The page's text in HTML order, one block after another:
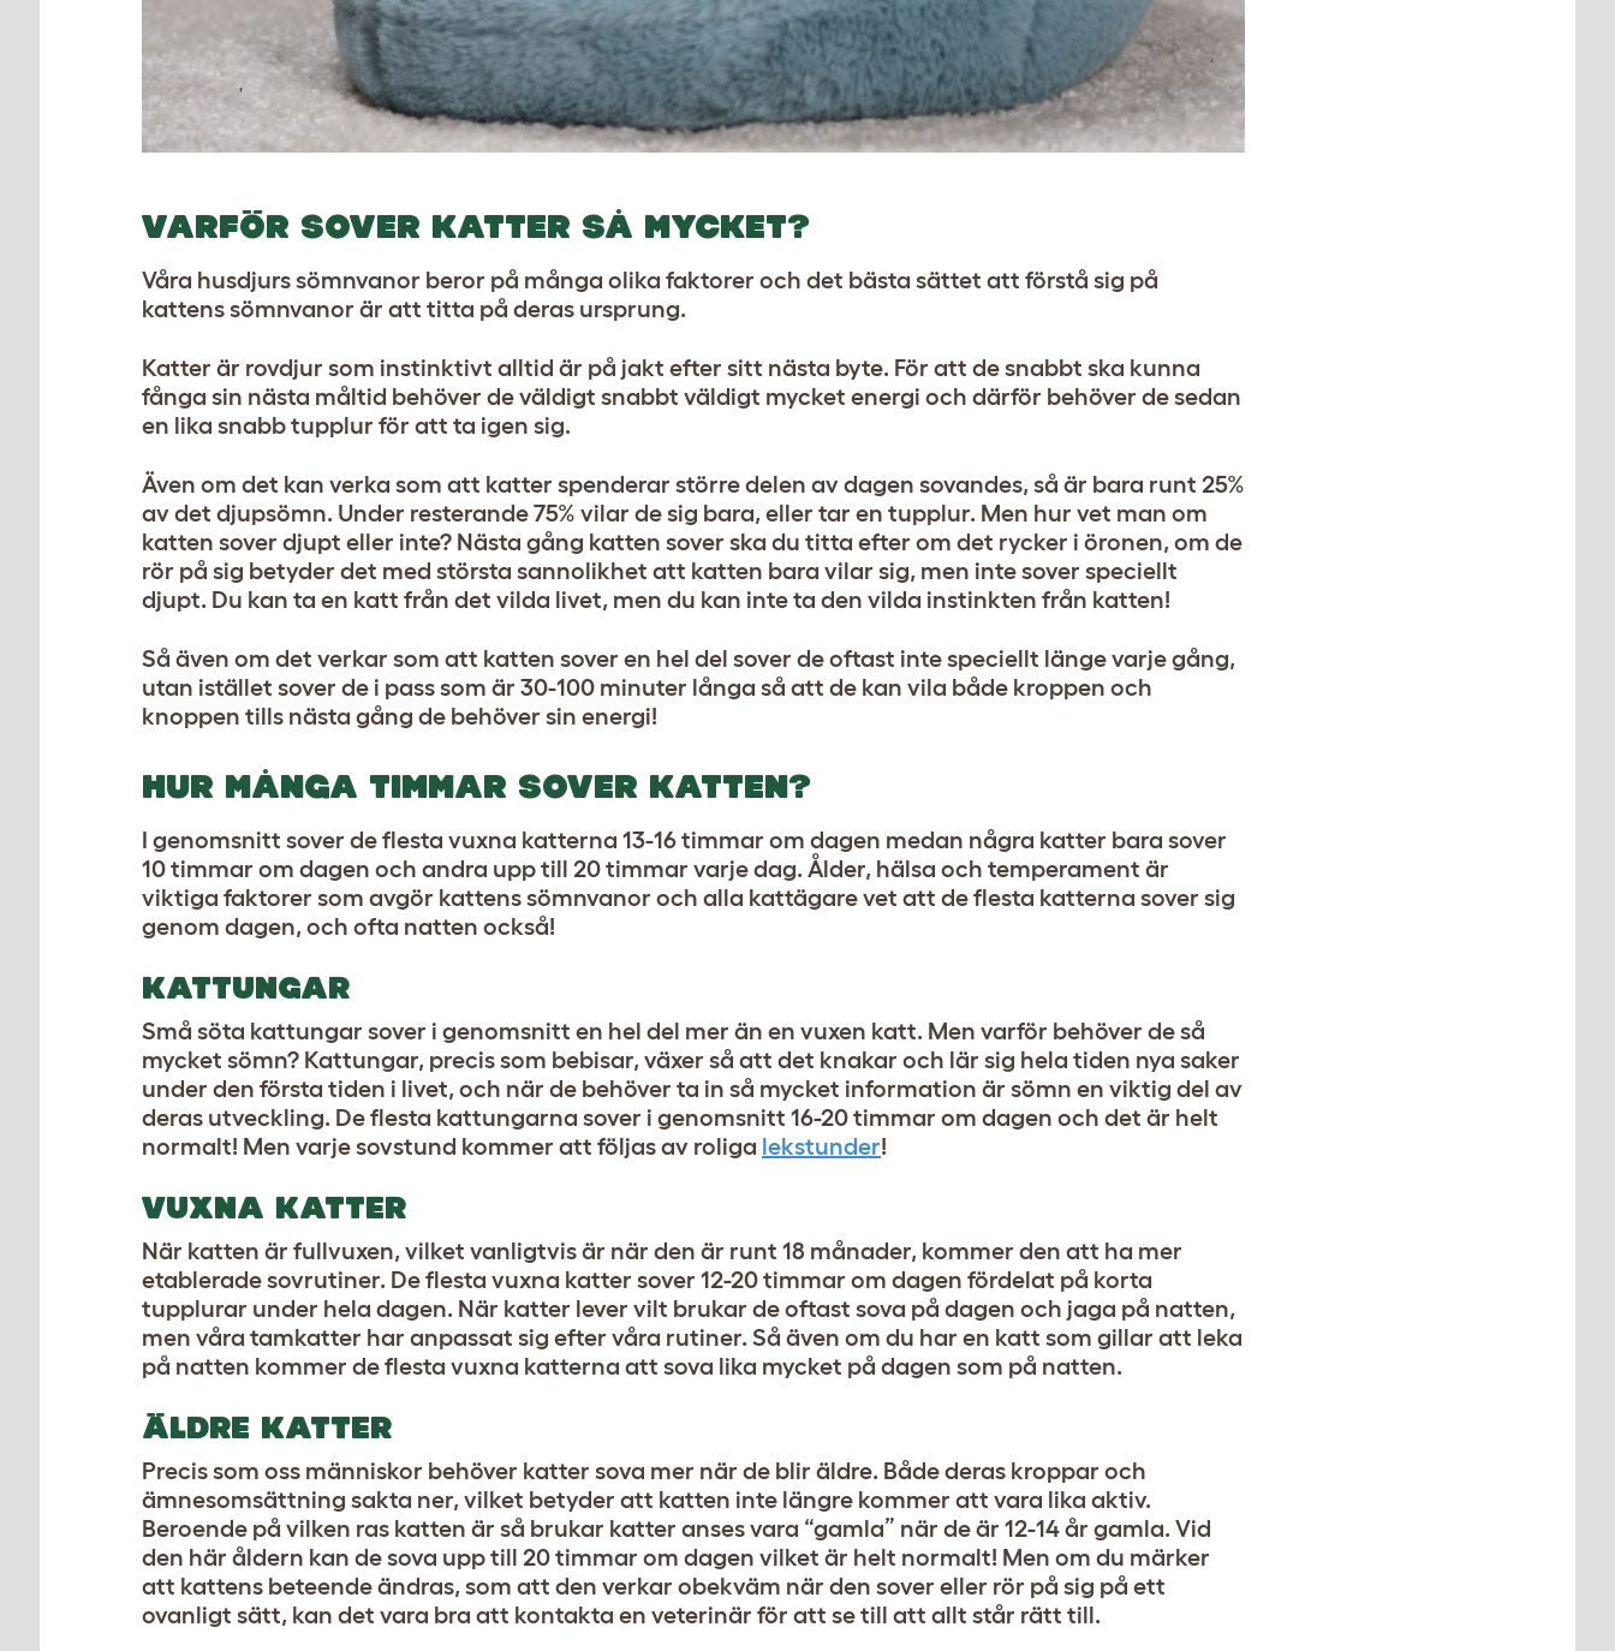
VARFÖR SOVER KATTER SÅ MYCKET?
Våra husdjurs sömnvanor beror på många olika faktorer och det bästa sättet att förstå sig på
kattens sömnvanor är att titta på deras ursprung.
Katter är rovdjur som instinktivt alltid är på jakt efter sitt nästa byte. För att de snabbt ska kunna
fånga sin nästa måltid behöver de väldigt snabbt väldigt mycket energi och därför behöver de sedan
en lika snabb tupplur för att ta igen sig.
Även om det kan verka som att katter spenderar större delen av dagen sovandes, så är bara runt 25%
av det djupsömn. Under resterande 75% vilar de sig bara, eller tar en tupplur. Men hur vet man om
katten sover djupt eller inte? Nästa gång katten sover ska du titta efter om det rycker i öronen, om de
rör på sig betyder det med största sannolikhet att katten bara vilar sig, men inte sover speciellt
djupt. Du kan ta en katt från det vilda livet, men du kan inte ta den vilda instinkten från katten!
Så även om det verkar som att katten sover en hel del sover de oftast inte speciellt länge varje gång,
utan istället sover de i pass som är 30-100 minuter långa så att de kan vila både kroppen och
knoppen tills nästa gång de behöver sin energi!
HUR MÅNGA TIMMAR SOVER KATTEN?
I genomsnitt sover de flesta vuxna katterna 13-16 timmar om dagen medan några katter bara sover
10 timmar om dagen och andra upp till 20 timmar varje dag. Ålder, hälsa och temperament är
viktiga faktorer som avgör kattens sömnvanor och alla kattägare vet att de flesta katterna sover sig
genom dagen, och ofta natten också!
KATTUNGAR
Små söta kattungar sover i genomsnitt en hel del mer än en vuxen katt. Men varför behöver de så
mycket sömn? Kattungar, precis som bebisar, växer så att det knakar och lär sig hela tiden nya saker
under den första tiden i livet, och när de behöver ta in så mycket information är sömn en viktig del av
deras utveckling. De flesta kattungarna sover i genomsnitt 16-20 timmar om dagen och det är helt
normalt! Men varje sovstund kommer att följas av roliga lekstunder!
VUXNA KATTER
När katten är fullvuxen, vilket vanligtvis är när den är runt 18 månader, kommer den att ha mer
etablerade sovrutiner. De flesta vuxna katter sover 12-20 timmar om dagen fördelat på korta
tupplurar under hela dagen. När katter lever vilt brukar de oftast sova på dagen och jaga på natten,
men våra tamkatter har anpassat sig efter våra rutiner. Så även om du har en katt som gillar att leka
på natten kommer de flesta vuxna katterna att sova lika mycket på dagen som på natten.
ÄLDRE KATTER
Precis som oss människor behöver katter sova mer när de blir äldre. Både deras kroppar och
ämnesomsättning sakta ner, vilket betyder att katten inte längre kommer att vara lika aktiv.
Beroende på vilken ras katten är så brukar katter anses vara “gamla” när de är 12-14 år gamla. Vid
den här åldern kan de sova upp till 20 timmar om dagen vilket är helt normalt! Men om du märker
att kattens beteende ändras, som att den verkar obekväm när den sover eller rör på sig på ett
ovanligt sätt, kan det vara bra att kontakta en veterinär för att se till att allt står rätt till.